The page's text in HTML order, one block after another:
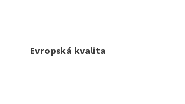
Evropská kvalita